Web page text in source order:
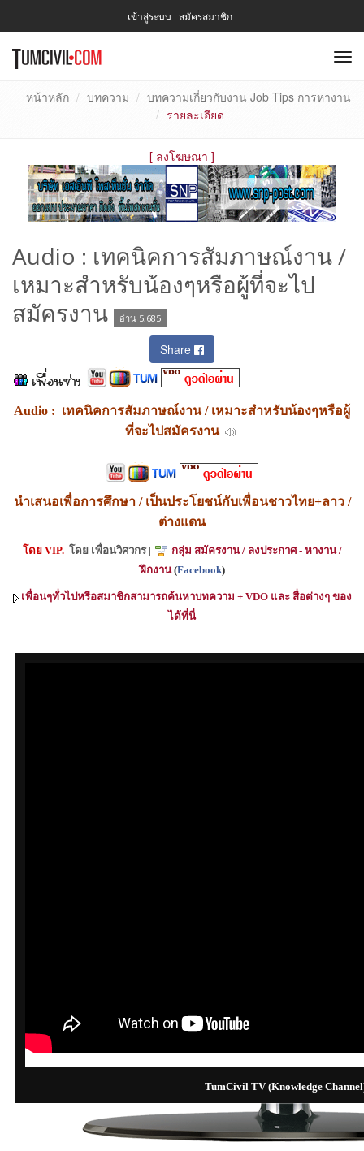
เข้าสู่ระบบ | สมัครสมาชิก
หน้าหลัก บทความ
บทความเกี่ยวกับงาน Job Tips การหางาน
รายละเอียด
[ ลงโฆษณา ]
Audio : เทคนิคการสัมภาษณ์งาน /
เหมาะสำหรับน้องๆหรือผู้ที่จะไป
สมัครงาน
อ่าน 5,685
Share
Audio : เทคนิคการสัมภาษณ์งาน / เหมาะสำหรับน้องๆหรือผู้
ที่จะไปสมัครงาน
นำเสนอเพื่อการศึกษา / เป็นประโยชน์กับเพื่อนชาวไทย+ลาว /
ต่างแดน
โดย VIP.โดย เพื่อนวิศวกร| กลุ่ม สมัครงาน / ลงประกาศ - หางาน /
ฝึกงาน (Facebook)
เพื่อนๆทั่วไปหรือสมาชิกสามารถค้นหาบทความ + VDO และ สื่อต่างๆ ของ
ได้ที่นี่
TumCivil TV (Knowledge